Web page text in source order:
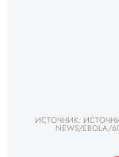
ИСТОЧНИК:
NEWS/EBOLA/